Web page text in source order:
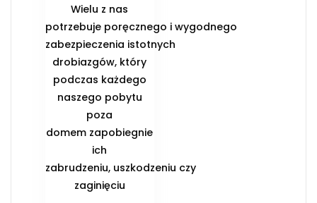
Wielu z nas
potrzebuje poręcznego i wygodnego
zabezpieczenia istotnych
drobiazgów, który
podczas każdego
naszego pobytu
poza
domem zapobiegnie
ich
zabrudzeniu, uszkodzeniu czy
zaginięciu